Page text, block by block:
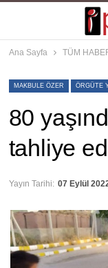
Ana Sayfa TÜM
MAKBULE ÖZER ÖRGÜTE
80
tahliye
Yayın Tarihi: 07 Eylül